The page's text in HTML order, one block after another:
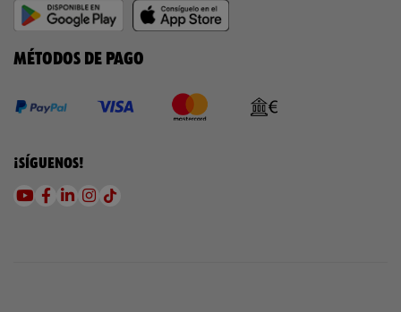
MÉTODOS DE PAGO
¡SÍGUENOS!